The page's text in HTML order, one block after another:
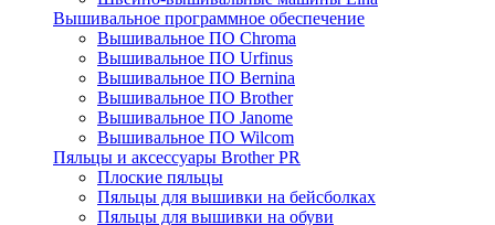
Вышивальное программное обеспечение
Вышивальное ПО Chroma
Вышивальное ПО Urfinus
Вышивальное ПО Bernina
Вышивальное ПО Brother
Вышивальное ПО Janome
Вышивальное ПО Wilcom
Пяльцы и аксессуары Brother PR
Плоские пяльцы
Пяльцы для вышивки на бейсболках
Пяльцы для вышивки на обуви